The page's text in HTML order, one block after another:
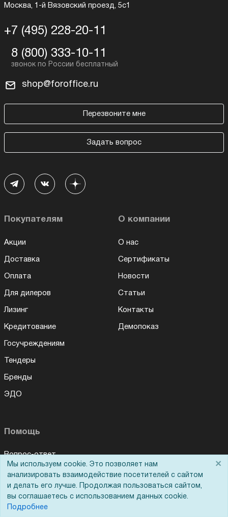
Москва, 1-й Вязовский проезд, 5с1
+7 (495) 228-20-11
8 (800) 333-10-11
shop@foroffice.ru
Перезвоните мне
Задать вопрос
Покупателям
Акции
Доставка
Оплата
Для дилеров
Лизинг
Кредитование
Госучреждениям
Тендеры
Бренды
ЭДО
О компании
О нас
Сертификаты
Новости
Статьи
Контакты
Демопоказ
Помощь
Вопрос-ответ
Реквизиты
Гарантии и возврат
Сервисный центр
Мы используем cookie. Это позволяет нам
анализировать взаимодействие посетителей с сайтом
и делать его лучше. Продолжая пользоваться сайтом,
вы соглашаетесь с использованием данных cookie.
Подробнее
×